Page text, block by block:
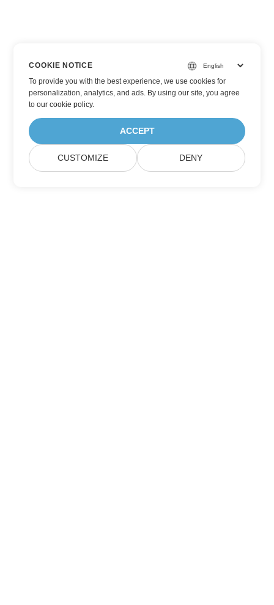
COOKIE NOTICE
To provide you with the best experience, we use cookies for
personalization, analytics, and ads. By using our site, you agree
toour cookie policy.
ACCEPT
CUSTOMIZE DENY